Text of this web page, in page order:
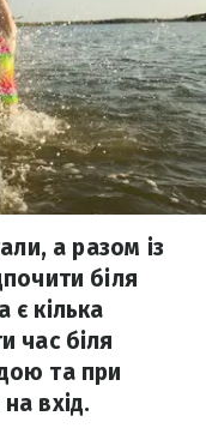
а разом із
біля
кілька
час біля
та при
вхід.